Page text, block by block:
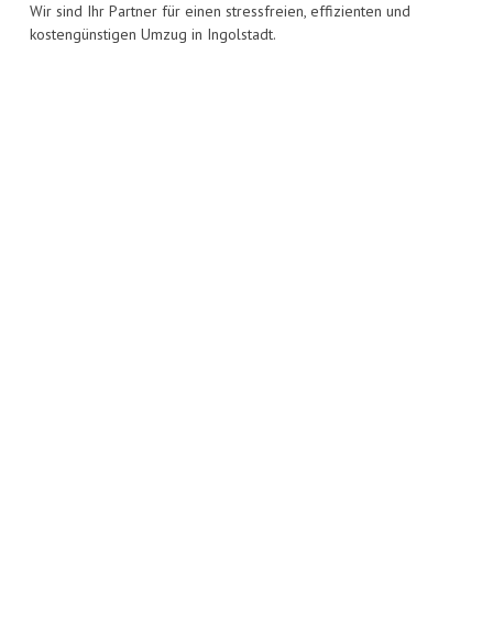
Wir sind Ihr Partner für einen stressfreien, effizienten und
kostengünstigen Umzug in Ingolstadt.